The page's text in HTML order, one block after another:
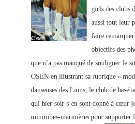
girls des clubs
aussi tout leur
faire
objectifs des
que n’a pas manqué de souligner le
OSEN en illustrant sa rubrique «
danseuses des Lions, le club de
qui hier soir s’en sont donné à cœur
minirobes-marinières pour supporter